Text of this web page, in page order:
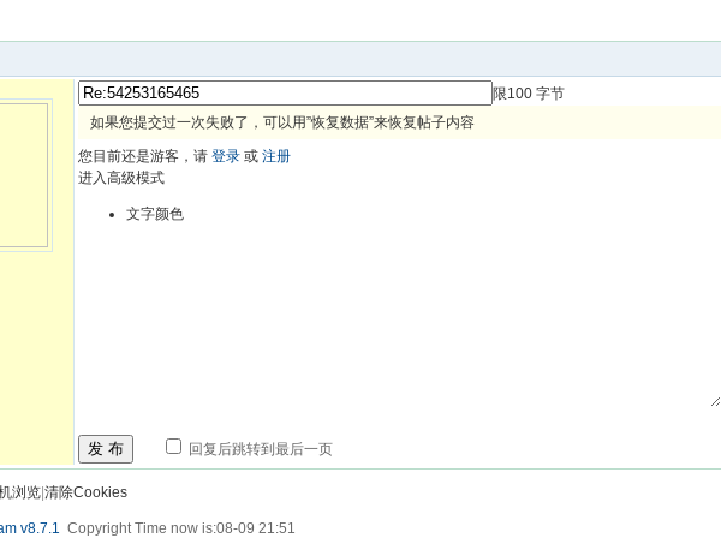
限100 字节
如果您提交过一次失败了，可以用”恢复数据”来恢复帖子内容
您目前还是游客，请 登录 或 注册
进入高级模式
文字颜色
发 布 回复后跳转到最后一页
浏览 清除Cookies
v8.7.1 Copyright Time now is:08-09 21:51